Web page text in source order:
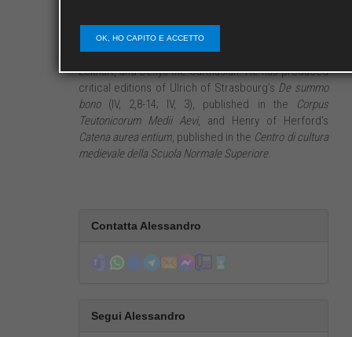
philosophy and the medieval arts of foreknowledge
(prophecy, geomancy, and astrology). He has
published several works on Albert the Great, Meister
Eckhart, and Denys the Carthusian. He has produced
critical editions of Ulrich of Strasbourg’s De summo
bono(IV, 2,8-14; IV, 3), published in the
Corpus
Teutonicorum Medii Aevi, and Henry of Herford’s
Catena aurea entium, published in the Centro di cultura
medievale della Scuola Normale Superiore.
Contatta Alessandro
Segui Alessandro
OK, HO CAPITO E ACCETTO